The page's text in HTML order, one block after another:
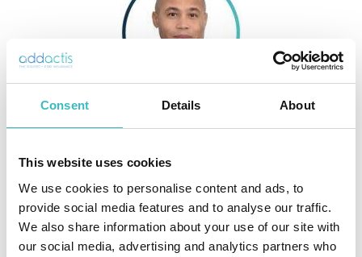
Consent Details About
This website uses cookies
We use cookies to personalise content and ads, to
provide social media features and to analyse our traffic.
We also share information about your use of our site with
our social media, advertising and analytics partners who
Nadhir BABA ARBI